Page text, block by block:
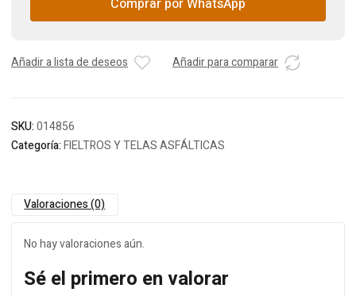
Comprar por WhatsApp
Añadir a lista de deseos Añadir para comparar
SKU:014856
Categoría:FIELTROS Y TELAS ASFÁLTICAS
Valoraciones (0)
No hay valoraciones aún.
Sé el primero en valorar